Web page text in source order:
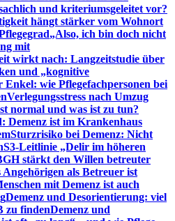
und kriteriumsgeleitet vor?
hängt stärker vom Wohnort
„Also, ich bin doch nicht
mit
wirkt nach: Langzeitstudie über
und „kognitive
wie Pflegefachpersonen bei
Verlegungsstress nach Umzug
normal und was ist zu tun?
Demenz ist im Krankenhaus
Sturzrisiko bei Demenz: Nicht
S3-Leitlinie „Delir im höheren
stärkt den Willen betreuter
als Betreuer ist
mit Demenz ist auch
Demenz und Desorientierung: viel
zu findenDemenz und